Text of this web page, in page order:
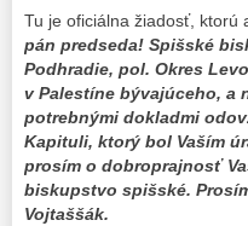
Tu je oficiálna žiadosť, ktorú
pán predseda! Spišské
Podhradie, pol. Okres
v Palestíne bývajúceho, a
potrebnými dokladmi
Kapituli, ktorý bol Vaším
prosím o dobroprajnosť
biskupstvo spišské.
Vojtaššák.